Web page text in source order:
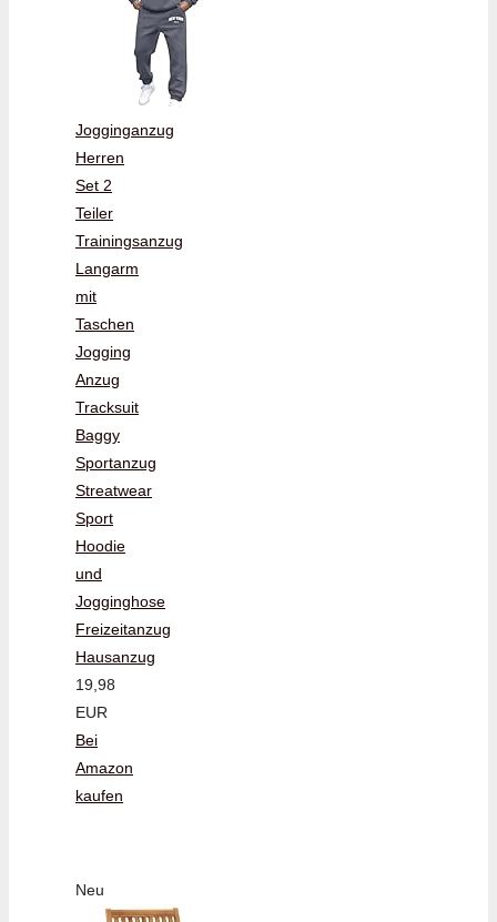
Jogginganzug
Herren
Set 2
Teiler
Trainingsanzug
Langarm
mit
Taschen
Jogging
Anzug
Tracksuit
Baggy
Sportanzug
Streatwear
Sport
Hoodie
und
Jogginghose
Freizeitanzug
Hausanzug
19,98
EUR
Bei
Amazon
kaufen
Neu